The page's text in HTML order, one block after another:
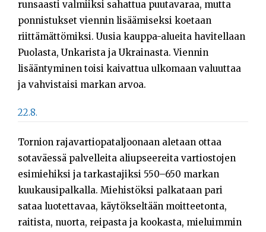
runsaasti valmiiksi sahattua puutavaraa, mutta
ponnistukset viennin lisäämiseksi koetaan
riittämättömiksi. Uusia kauppa-alueita havitellaan
Puolasta, Unkarista ja Ukrainasta. Viennin
lisääntyminen toisi kaivattua ulkomaan valuuttaa
ja vahvistaisi markan arvoa.
22.8.
Tornion rajavartiopataljoonaan aletaan ottaa
sotaväessä palvelleita aliupseereita vartiostojen
esimiehiksi ja tarkastajiksi 550–650 markan
kuukausipalkalla. Miehistöksi palkataan pari
sataa luotettavaa, käytökseltään moitteetonta,
raitista, nuorta, reipasta ja kookasta, mieluimmin